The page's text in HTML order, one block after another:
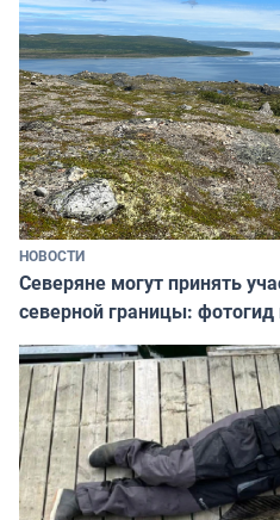
НОВОСТИ
Северяне могут принять
северной границы: фотогид